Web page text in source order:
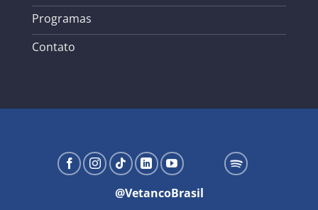
Programas
Contato
@VetancoBrasil